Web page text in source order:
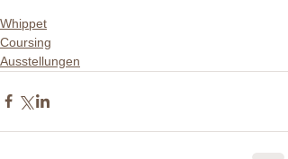
Whippet
Coursing
Ausstellungen